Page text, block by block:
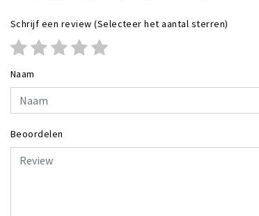
Schrijf een review (Selecteer het aantal sterren)
Naam
Beoordelen